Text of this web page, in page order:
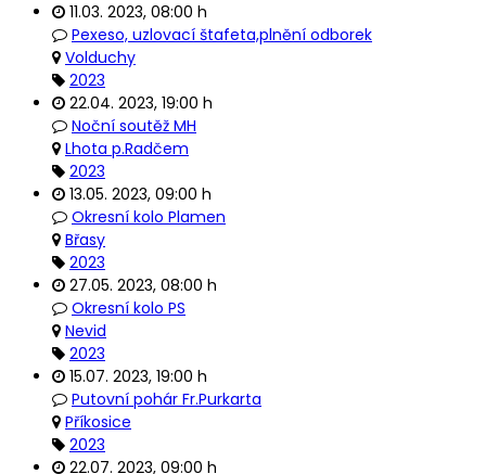
11.03. 2023, 08:00 h
Pexeso, uzlovací štafeta,plnění odborek
Volduchy
2023
22.04. 2023, 19:00 h
Noční soutěž MH
Lhota p.Radčem
2023
13.05. 2023, 09:00 h
Okresní kolo Plamen
Břasy
2023
27.05. 2023, 08:00 h
Okresní kolo PS
Nevid
2023
15.07. 2023, 19:00 h
Putovní pohár Fr.Purkarta
Příkosice
2023
22.07. 2023, 09:00 h